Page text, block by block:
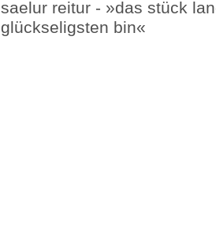
saelur reitur - »das stück
glückseligsten bin«